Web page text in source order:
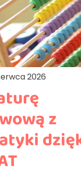
2026
z